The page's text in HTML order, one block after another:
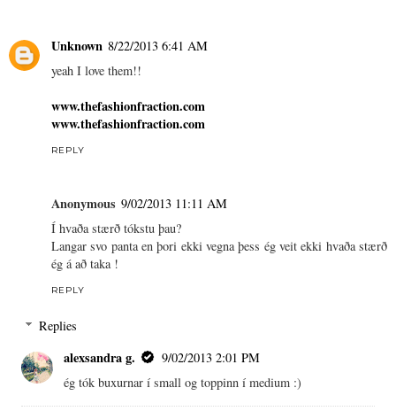
Unknown 8/22/2013 6:41 AM
yeah I love them!!
www.thefashionfraction.com
www.thefashionfraction.com
REPLY
Anonymous 9/02/2013 11:11 AM
Í hvaða stærð tókstu þau?
Langar svo panta en þori ekki vegna þess ég veit ekki hvaða stærð
ég á að taka !
REPLY
Replies
alexsandra g.
9/02/2013 2:01 PM
ég tók buxurnar í small og toppinn í medium :)